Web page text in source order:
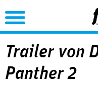
Trailer von
Panther 2